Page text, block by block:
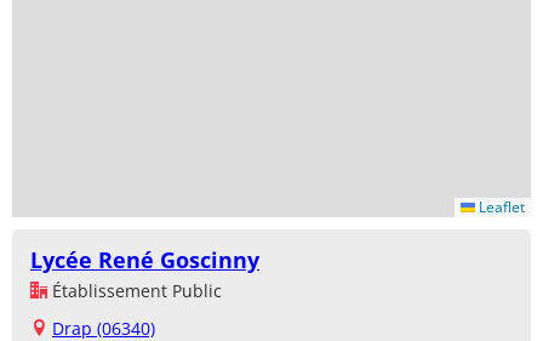
Leaflet
Lycée René Goscinny
Établissement Public
Drap (06340)